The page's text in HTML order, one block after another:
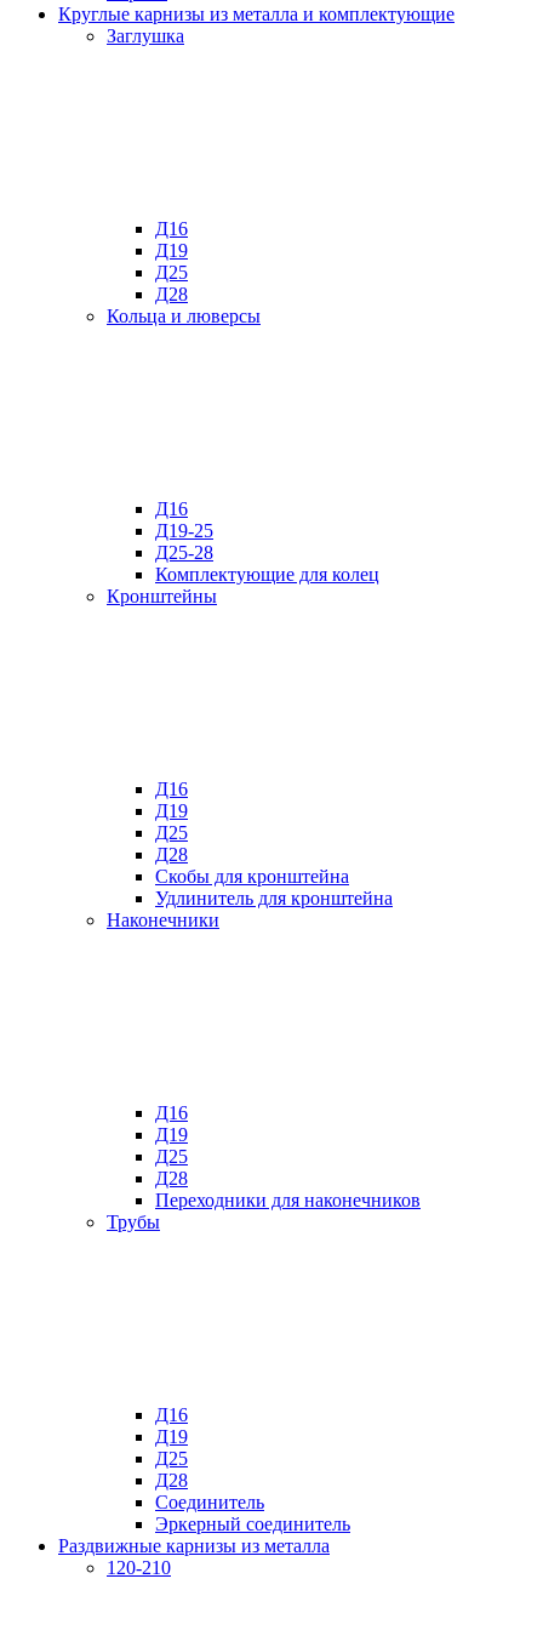
Круглые карнизы из металла и комплектующие
Заглушка
Д16
Д19
Д25
Д28
Кольца и люверсы
Д16
Д19-25
Д25-28
Комплектующие для колец
Кронштейны
Д16
Д19
Д25
Д28
Скобы для кронштейна
Удлинитель для кронштейна
Наконечники
Д16
Д19
Д25
Д28
Переходники для наконечников
Трубы
Д16
Д19
Д25
Д28
Соединитель
Эркерный соединитель
Раздвижные карнизы из металла
120-210